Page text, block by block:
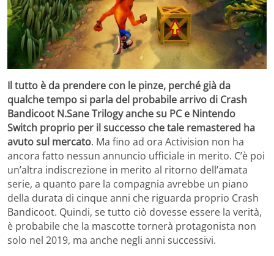
Il tutto è da prendere con le pinze, perché già da
qualche tempo si parla del probabile arrivo di Crash
Bandicoot N.Sane Trilogy anche su PC e Nintendo
Switch proprio per il successo che tale remastered ha
avuto sul mercato. Ma fino ad ora Activision non ha
ancora fatto nessun annuncio ufficiale in merito. C’è poi
un’altra indiscrezione in merito al ritorno dell’amata
serie, a quanto pare la compagnia avrebbe un piano
della durata di cinque anni che riguarda proprio Crash
Bandicoot. Quindi, se tutto ciò dovesse essere la verità,
è probabile che la mascotte tornerà protagonista non
solo nel 2019, ma anche negli anni successivi.